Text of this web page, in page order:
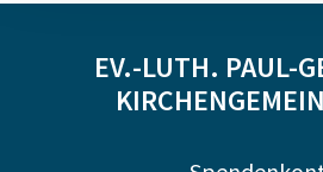
EV.-LUTH. PAUL-